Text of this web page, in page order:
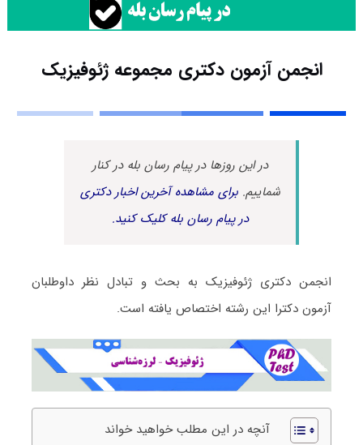
انجمن آزمون دکتری مجموعه ژئوفیزیک
در این روزها در پیام رسان بله در کنار
شماییم.برای مشاهده آخرین اخبار دکتری
در پیام رسان بله کلیک کنید.
انجمن دکتری ژئوفیزیک به بحث و تبادل نظر داوطلبان
آزمون دکترا این رشته اختصاص یافته است.
آنچه در این مطلب خواهید خواند